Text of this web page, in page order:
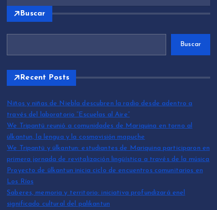
Buscar
Buscar
Recent Posts
Niños y niñas de Niebla descubren la radio desde adentro a
través del laboratorio “Escuelas al Aire”
We Tripantü reunió a comunidades de Mariquina en torno al
ülkantun, la lengua y la cosmovisión mapuche
We Tripantü y ülkantun: estudiantes de Mariquina participaron en
primera jornada de revitalización lingüística a través de la música
Proyecto de ülkantun inicia ciclo de encuentros comunitarios en
Los Ríos
Saberes, memoria y territorio: iniciativa profundizará enel
significado cultural del palikantun